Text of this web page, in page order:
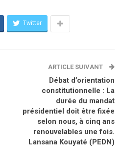
Twitter
ARTICLE SUIVANT
Débat d’orientation
constitutionnelle : La
durée du mandat
présidentiel doit être fixée
selon nous, à cinq ans
renouvelables une fois.
Lansana Kouyaté (PEDN)